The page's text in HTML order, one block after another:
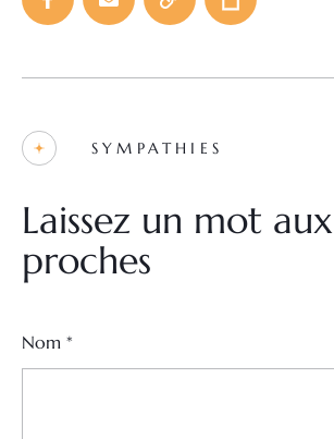
SYMPATHIES
Laissez un mot aux
proches
Nom *